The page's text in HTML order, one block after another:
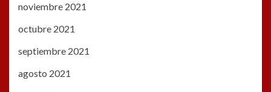
noviembre 2021
octubre 2021
septiembre 2021
agosto 2021